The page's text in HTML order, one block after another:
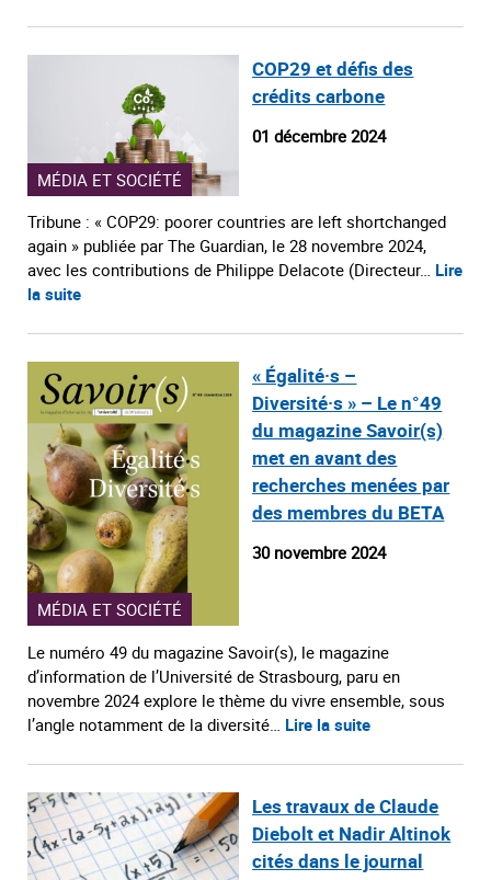
MÉDIA ET SOCIÉTÉ
COP29 et défis des
crédits carbone
01 décembre 2024
Tribune : « COP29: poorer countries are left shortchanged
again » publiée par The Guardian, le 28 novembre 2024,
avec les contributions de Philippe Delacote (Directeur… Lire
la suite
MÉDIA ET SOCIÉTÉ
« Égalité·s –
Diversité·s » – Le n°49
du magazine Savoir(s)
met en avant des
recherches menées par
des membres du BETA
30 novembre 2024
Le numéro 49 du magazine Savoir(s), le magazine
d’information de l’Université de Strasbourg, paru en
novembre 2024 explore le thème du vivre ensemble, sous
l’angle notamment de la diversité… Lire la suite
Les travaux de Claude
Diebolt et Nadir Altinok
cités dans le journal